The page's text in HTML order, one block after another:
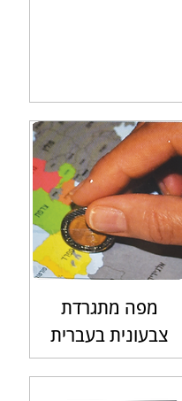
מפה מתגרדת
צבעונית בעברית